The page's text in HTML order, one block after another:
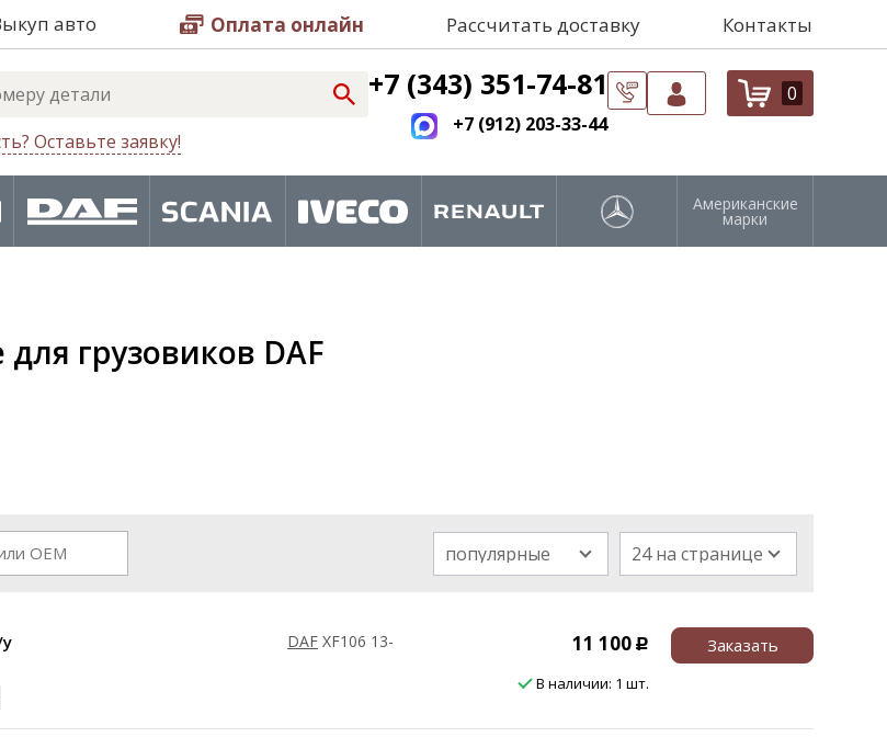
авто Оплата онлайн Рассчитать доставку Контакты
Оставьте заявку!
+7 (343) 351-74-81
+7 (912) 203-33-44
0
Американские
марки
грузовиков DAF
популярные 24 на странице
DAF XF106 13- 11 100 Р
В наличии: 1 шт.
Заказать